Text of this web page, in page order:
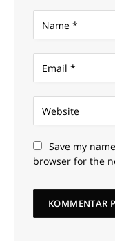
Save my
browser for the